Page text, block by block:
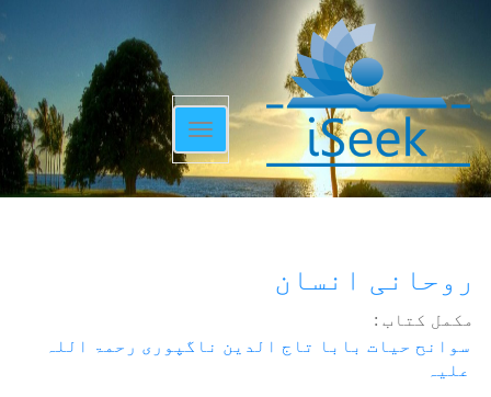
Toggle
navigation
روحانی انسان
مکمل کتاب :
سوانح حیات بابا تاج الدین ناگپوری رحمۃ اللہ
علیہ